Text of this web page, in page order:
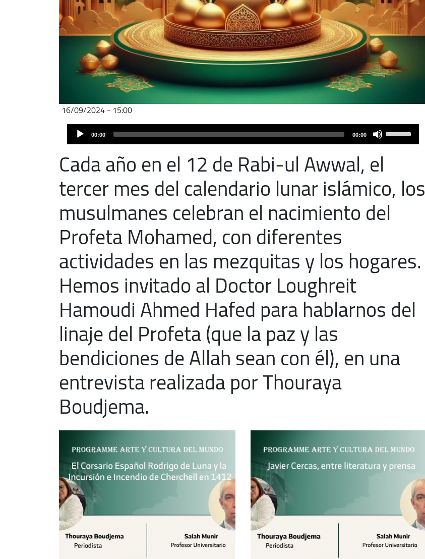
16/09/2024 - 15:00
Audio
Player 00:00 00:00
increase
decrease
Cada año en el 12 de Rabi-ul Awwal, el
tercer mes del calendario lunar islámico, los
musulmanes celebran el nacimiento del
Profeta Mohamed, con diferentes
actividades en las mezquitas y los hogares.
Hemos invitado al Doctor Loughreit
Hamoudi Ahmed Hafed para hablarnos del
linaje del Profeta (que la paz y las
bendiciones de Allah sean con él), en una
entrevista realizada por Thouraya
Boudjema.